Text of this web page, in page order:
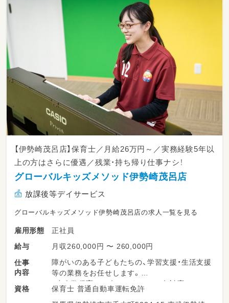
【伊勢崎茂呂店】保育士／月給26万円～／実務経験5年以
上の方はさらに優遇／残業・持ち帰り仕事ナシ！
グローバルキッズメソッド伊勢崎茂呂店
放課後等デイサービス
グローバルキッズメソッド伊勢崎茂呂店の求人一覧を見る
雇用形態
正社員
給与
月収260,000円 〜 260,000円
仕事
内容
障がいのある子どもたちの、学習支援・生活支援
等の業務をお任せします。
・少人数保育で１名につき２～３名対応
・持ち帰り仕事、残業ナシ！子育て中のスタッフ
資格
保育士 普通自動車運転免許